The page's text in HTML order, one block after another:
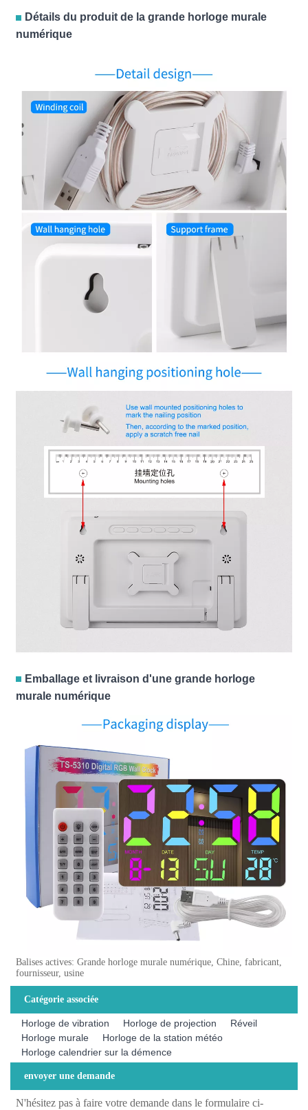
Détails du produit de la grande horloge murale
numérique
Emballage et livraison d'une grande horloge
murale numérique
Balises actives: Grande horloge murale numérique, Chine, fabricant,
fournisseur, usine
Catégorie associée
Horloge de vibration Horloge de projection
Réveil
Horloge murale
Horloge de la station météo
Horloge calendrier sur la démence
envoyer une demande
N'hésitez pas à faire votre demande dans le formulaire ci-